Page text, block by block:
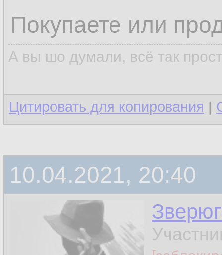
Покупаете или
А вы шо думали, всё так
Цитировать для копирования |
10.04.2021, 20:40